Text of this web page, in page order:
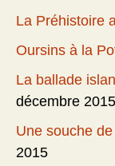
La Préhistoire
Oursins à la
La ballade
décembre 2015
Une souche
2015